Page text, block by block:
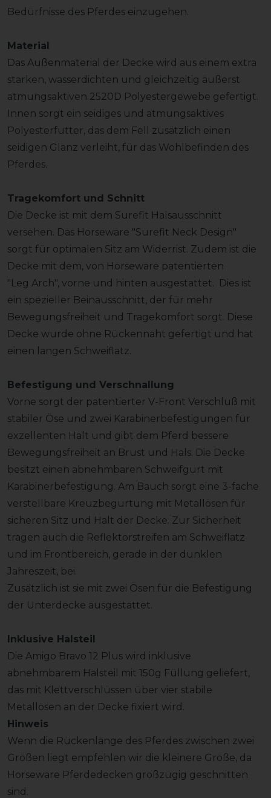
Bedürfnisse des Pferdes einzugehen.
Material
Das Außenmaterial der Decke wird aus einem extra
starken, wasserdichten und gleichzeitig äußerst
atmungsaktiven 2520D Polyestergewebe gefertigt.
Innen sorgt ein seidiges und atmungsaktives
Polyesterfutter, das dem Fell zusätzlich einen
seidigen Glanz verleiht, für das Wohlbefinden des
Pferdes.
Tragekomfort und Schnitt
Die Decke ist mit dem Surefit Halsausschnitt
versehen. Das Horseware "Surefit Neck Design"
sorgt für optimalen Sitz am Widerrist. Zudem ist die
Decke mit dem, von Horseware patentierten
"Leg Arch", vorne und hinten ausgestattet. Dies ist
ein spezieller Beinausschnitt, der für mehr
Bewegungsfreiheit und Tragekomfort sorgt. Diese
Decke wurde ohne Rückennaht gefertigt und hat
einen langen Schweiflatz.
Befestigung und Verschnallung
Vorne sorgt der patentierter V-Front Verschluß mit
stabiler Öse und zwei Karabinerbefestigungen für
exzellenten Halt und gibt dem Pferd bessere
Bewegungsfreiheit an Brust und Hals. Die Decke
besitzt einen abnehmbaren Schweifgurt mit
Karabinerbefestigung. Am Bauch sorgt eine 3-fache
verstellbare Kreuzbegurtung mit Metallösen für
sicheren Sitz und Halt der Decke. Zur Sicherheit
tragen auch die Reflektorstreifen am Schweiflatz
und im Frontbereich, gerade in der dunklen
Jahreszeit, bei.
Zusätzlich ist sie mit zwei Ösen für die Befestigung
der Unterdecke ausgestattet.
Inklusive Halsteil
Die Amigo Bravo 12 Plus wird inklusive
abnehmbarem Halsteil mit 150g Füllung geliefert,
das mit Klettverschlüssen über vier stabile
Metallösen an der Decke fixiert wird.
Hinweis
Wenn die Rückenlänge des Pferdes zwischen zwei
Größen liegt empfehlen wir die kleinere Größe, da
Horseware Pferdedecken großzügig geschnitten
sind.